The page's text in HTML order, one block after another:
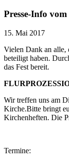
Presse-Info
15. Mai 2017
Vielen Dank an alle,
beteiligt haben.
das Fest bereit.
Wir treffen uns am
Kirche.Bitte bringt
Kirchenheften. Die
Termine: